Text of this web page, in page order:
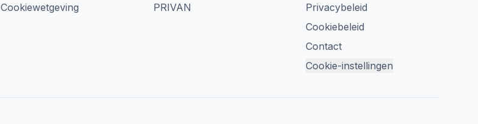
Cookiewetgeving
PRIVAN
Privacybeleid
Cookiebeleid
Contact
Cookie-instellingen